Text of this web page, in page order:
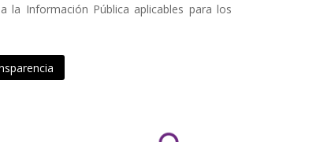
la Información Pública aplicables para los